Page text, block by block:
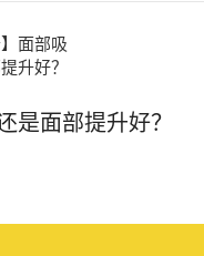
面部吸
升好？
是面部提升好？